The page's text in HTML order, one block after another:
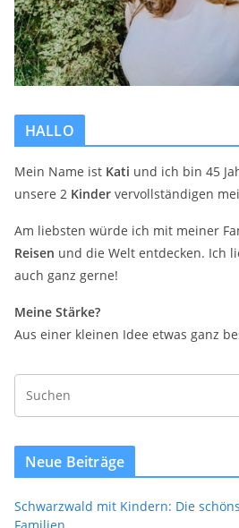
HALLO
Mein Name ist Kati und ich bin 45
unsere 2 Kinder vervollständigen
Am liebsten würde ich mit meiner
Reisen und die Welt entdecken. Ich
auch ganz gerne!
Meine Stärke?
Aus einer kleinen Idee etwas ganz
Neue Beiträge
Schwarzwald mit Kindern: Die
Familien